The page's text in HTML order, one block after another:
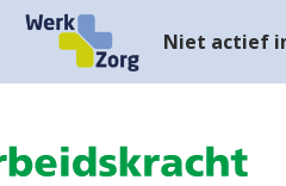
Niet actief